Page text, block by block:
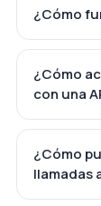
¿Cómo
¿Cómo
con una
¿Cómo
llamadas